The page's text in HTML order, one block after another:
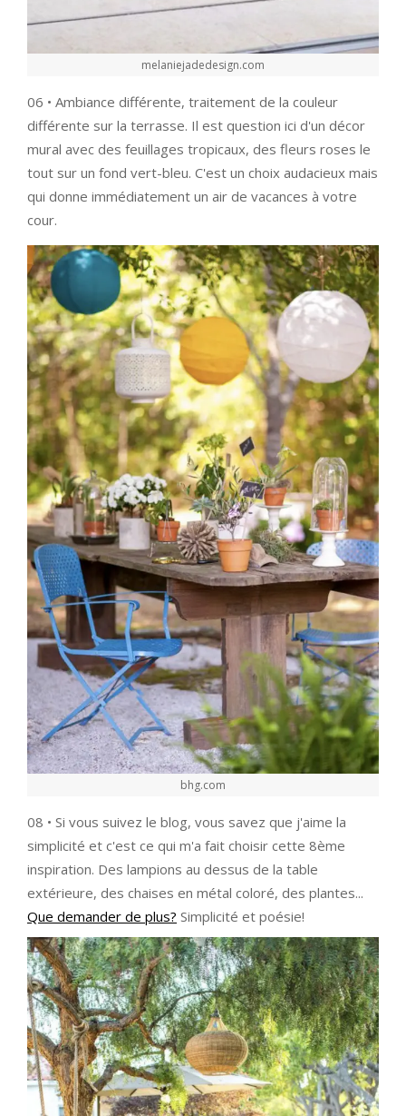
melaniejadedesign.com
06 • Ambiance différente, traitement de la couleur
différente sur la terrasse. Il est question ici d'un décor
mural avec des feuillages tropicaux, des fleurs roses le
tout sur un fond vert-bleu. C'est un choix audacieux mais
qui donne immédiatement un air de vacances à votre
cour.
bhg.com
08 • Si vous suivez le blog, vous savez que j'aime la
simplicité et c'est ce qui m'a fait choisir cette 8ème
inspiration. Des lampions au dessus de la table
extérieure, des chaises en métal coloré, des plantes...
Que demander de plus? Simplicité et poésie!